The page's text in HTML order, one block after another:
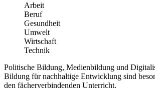
Arbeit
Beruf
Gesundheit
Umwelt
Wirtschaft
Technik
Politische Bildung, Medienbildung und
Bildung für nachhaltige Entwicklung sind
den fächerverbindenden Unterricht.